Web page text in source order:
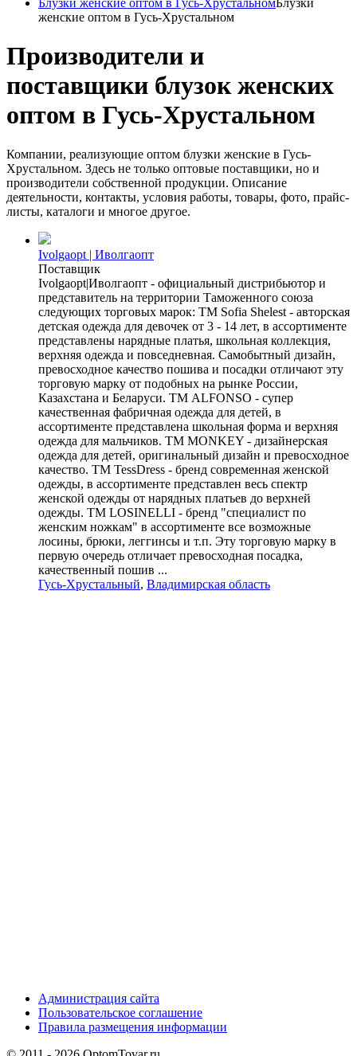
Блузки женские оптом в Гусь-ХрустальномБлузки
женские оптом в Гусь-Хрустальном
Производители и
поставщики блузок женских
оптом в Гусь-Хрустальном
Компании, реализующие оптом блузки женские в Гусь-
Хрустальном. Здесь не только оптовые поставщики, но и
производители собственной продукции. Описание
деятельности, контакты, условия работы, товары, фото, прайс-
листы, каталоги и многое другое.
Ivolgaopt | Иволгаопт
Поставщик
Ivolgaopt|Иволгаопт - официальный дистрибьютор и
представитель на территории Таможенного союза
следующих торговых марок: ТМ Sofia Shelest - авторская
детская одежда для девочек от 3 - 14 лет, в ассортименте
представлены нарядные платья, школьная коллекция,
верхняя одежда и повседневная. Самобытный дизайн,
превосходное качество пошива и посадки отличают эту
торговую марку от подобных на рынке России,
Казахстана и Беларуси. ТМ ALFONSO - супер
качественная фабричная одежда для детей, в
ассортименте представлена школьная форма и верхняя
одежда для мальчиков. ТМ MONKEY - дизайнерская
одежда для детей, оригинальный дизайн и превосходное
качество. ТМ TessDress - бренд современная женской
одежды, в ассортименте представлен весь спектр
женской одежды от нарядных платьев до верхней
одежды. ТМ LOSINELLI - бренд "специалист по
женским ножкам" в ассортименте все возможные
лосины, брюки, леггинсы и т.п. Эту торговую марку в
первую очередь отличает превосходная посадка,
качественный пошив ...
Гусь-Хрустальный, Владимирская область
Администрация сайта
Пользовательское соглашение
Правила размещения информации